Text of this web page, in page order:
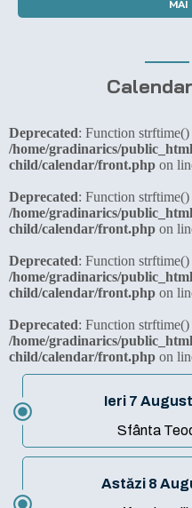
MAI